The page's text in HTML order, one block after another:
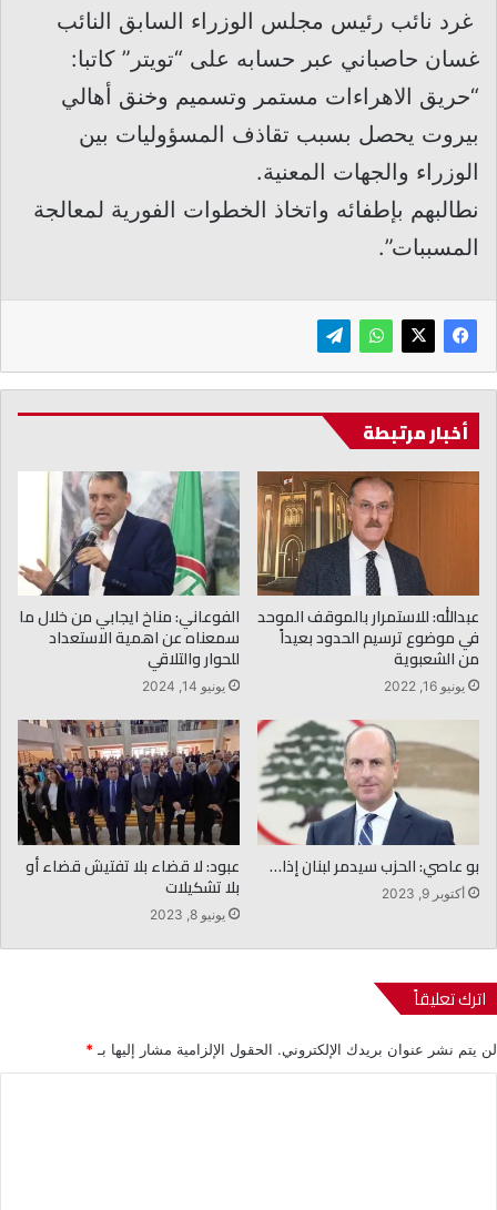
غرد نائب رئيس مجلس الوزراء السابق النائب
غسان حاصباني عبر حسابه على “تويتر” كاتبا:
“حريق الاهراءات مستمر وتسميم وخنق أهالي
بيروت يحصل بسبب تقاذف المسؤوليات بين
الوزراء والجهات المعنية.
نطالبهم بإطفائه واتخاذ الخطوات الفورية لمعالجة
المسببات”.
أخبار مرتبطة
عبدالله: للاستمرار بالموقف الموحد
في موضوع ترسيم الحدود بعيداً
من الشعبوية
يونيو 16, 2022
الفوعاني: مناخ ايجابي من خلال ما
سمعناه عن اهمية الاستعداد
للحوار والتلاقي
يونيو 14, 2024
بو عاصي: الحزب سيدمر لبنان إذا…
أكتوبر 9, 2023
عبود: لا قضاء بلا تفتيش قضاء أو
بلا تشكيلات
يونيو 8, 2023
اترك تعليقاً
لن يتم نشر عنوان بريدك الإلكتروني. الحقول الإلزامية مشار إليها بـ*